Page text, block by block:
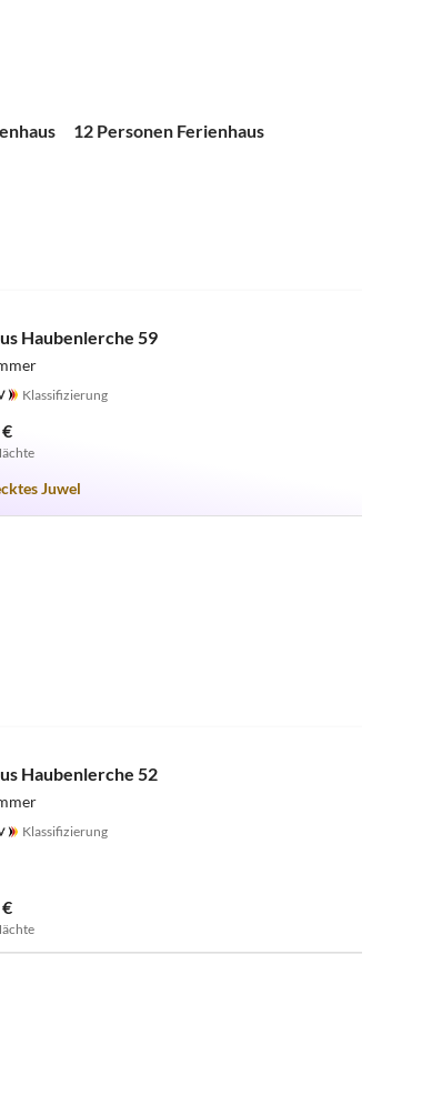
12 Personen Ferienhaus
Haubenlerche 59
Klassifizierung
Juwel
Haubenlerche 52
Klassifizierung